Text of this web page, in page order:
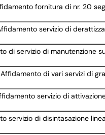
fornitura di nr. 20
servizio di
di servizio di manutenzione
Affidamento di vari servizi di
servizio di
servizio di disintasazione